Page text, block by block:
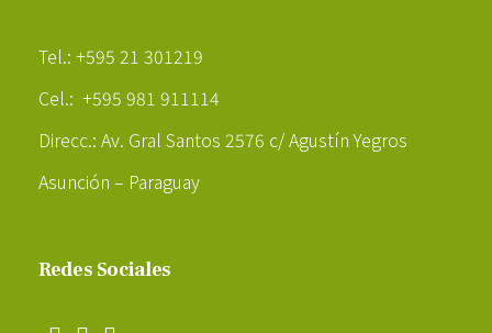
Tel.: +595 21 301219
Cel.: +595 981 911114
Direcc.: Av. Gral Santos 2576 c/ Agustín Yegros
Asunción – Paraguay
Redes Sociales